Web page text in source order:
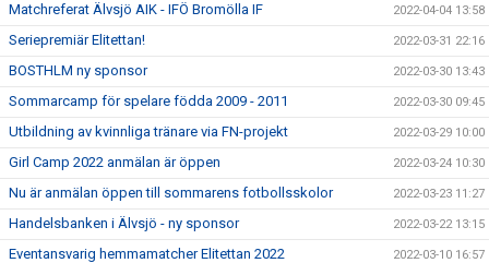
Matchreferat Älvsjö AIK - IFÖ Bromölla IF 2022-04-04 13:58
Seriepremiär Elitettan! 2022-03-31 22:16
BOSTHLM ny sponsor 2022-03-30 13:43
Sommarcamp för spelare födda 2009 - 2011 2022-03-30 09:45
Utbildning av kvinnliga tränare via FN-projekt 2022-03-29 10:00
Girl Camp 2022 anmälan är öppen 2022-03-24 10:30
Nu är anmälan öppen till sommarens fotbollsskolor 2022-03-23 11:27
Handelsbanken i Älvsjö - ny sponsor 2022-03-22 13:15
Eventansvarig hemmamatcher Elitettan 2022 2022-03-10 16:57